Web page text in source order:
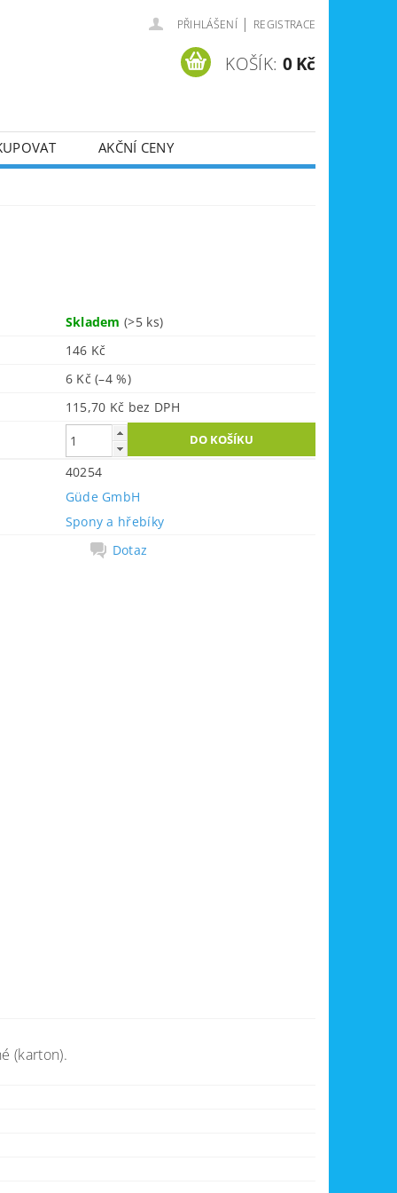
PŘIHLÁŠENÍ | REGISTRACE
KOŠÍK: 0 Kč
AKČNÍ CENY
Skladem(>5 ks)
146 Kč
6 Kč(–4 %)
115,70 Kč bez DPH
40254
Güde GmbH
Spony a hřebíky
Dotaz
(karton).